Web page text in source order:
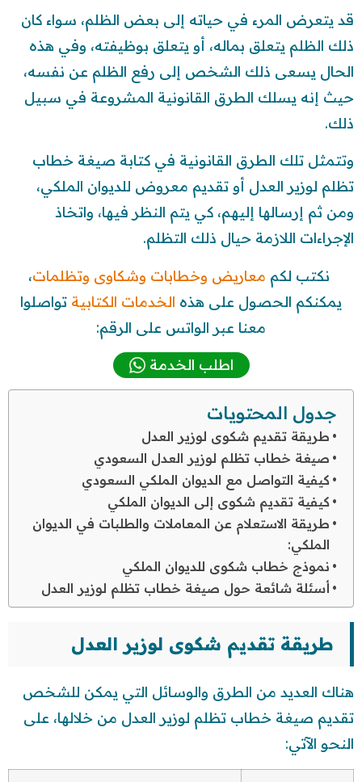
قد يتعرض المرء في حياته إلى بعض الظلم، سواء كان
ذلك الظلم يتعلق بماله، أو يتعلق بوظيفته، وفي هذه
الحال يسعى ذلك الشخص إلى رفع الظلم عن نفسه،
حيث إنه يسلك الطرق القانونية المشروعة في سبيل
ذلك.
وتتمثل تلك الطرق القانونية في كتابة صيغة خطاب
تظلم لوزير العدل أو تقديم معروض للديوان الملكي،
ومن ثم إرسالها إليهم، كي يتم النظر فيها، واتخاذ
الإجراءات اللازمة حيال ذلك التظلم.
نكتب لكم معاريض وخطابات وشكاوى وتظلمات،
يمكنكم الحصول على هذه الخدمات الكتابية تواصلوا
معنا عبر الواتس على الرقم:
اطلب الخدمة
جدول المحتويات
طريقة تقديم شكوى لوزير العدل
صيغة خطاب تظلم لوزير العدل السعودي
كيفية التواصل مع الديوان الملكي السعودي
كيفية تقديم شكوى إلى الديوان الملكي
طريقة الاستعلام عن المعاملات والطلبات في الديوان
الملكي:
نموذج خطاب شكوى للديوان الملكي
أسئلة شائعة حول صيغة خطاب تظلم لوزير العدل
طريقة تقديم شكوى لوزير العدل
هناك العديد من الطرق والوسائل التي يمكن للشخص
تقديم صيغة خطاب تظلم لوزير العدل من خلالها، على
النحو الآتي: